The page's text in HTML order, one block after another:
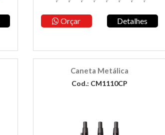
Orçar Detalhes
Caneta Metálica
Cod.: CM1110CP